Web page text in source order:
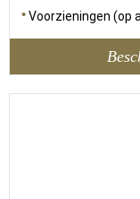
Voorzieningen (op